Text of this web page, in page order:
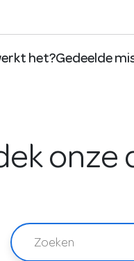
het?Gedeelde
onze